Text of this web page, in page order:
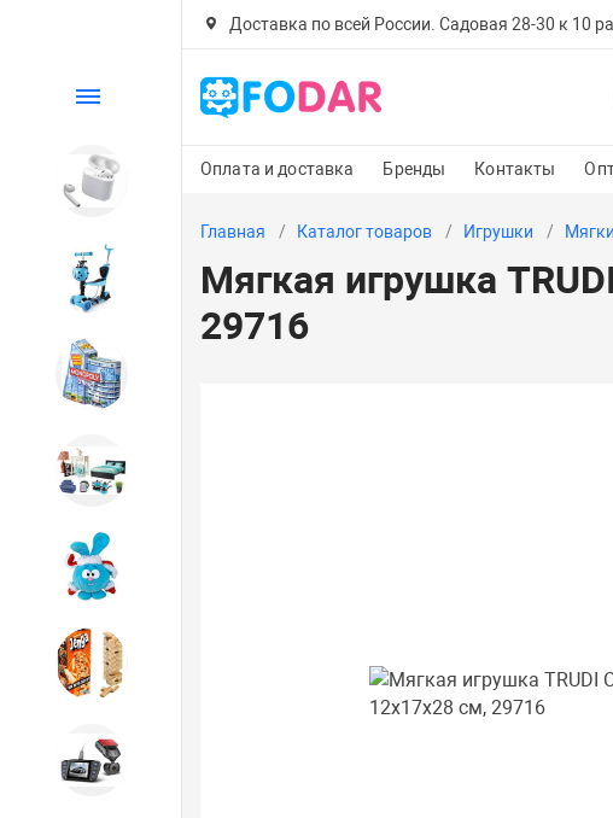
Доставка по всей России. Садовая 28-30 к 10
Оплата и доставка Бренды Контакты
Каталог
Электроника
Детский транспорт
Главная Каталог товаров Игрушки
Мягкая игрушка
29716